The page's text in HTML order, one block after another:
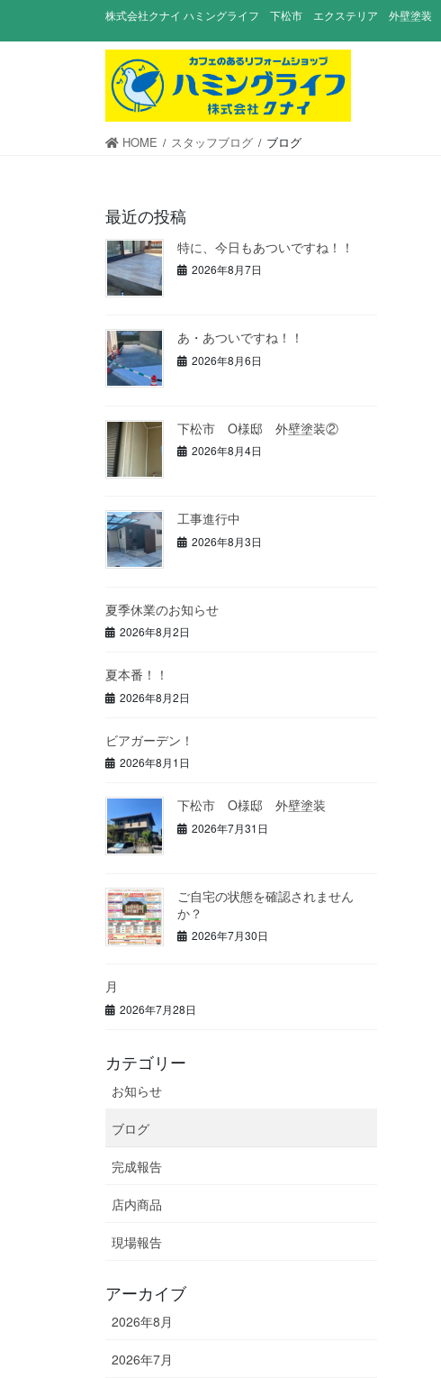
株式会社クナイ ハミングライフ 下松市 エクステリア 外壁塗装
HOME スタッフブログ ブログ
最近の投稿
特に、今日もあついですね！！
2026年8月7日
あ・あついですね！！
2026年8月6日
下松市 O様邸 外壁塗装②
2026年8月4日
工事進行中
2026年8月3日
夏季休業のお知らせ
2026年8月2日
夏本番！！
2026年8月2日
ビアガーデン！
2026年8月1日
下松市 O様邸 外壁塗装
2026年7月31日
ご自宅の状態を確認されません
か？
2026年7月30日
月
2026年7月28日
カテゴリー
お知らせ
ブログ
完成報告
店内商品
現場報告
アーカイブ
2026年8月
2026年7月